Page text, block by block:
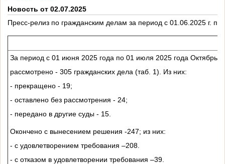
Новость от 02.07.2025
Пресс-релиз по гражданским делам за период с 01.06.2025 г. по
За период с 01 июня 2025 года по 01 июля 2025 года
рассмотрено - 305 гражданских дела (таб. 1). Из них:
- прекращено - 19;
- оставлено без рассмотрения - 24;
- передано в другие суды - 15.
Окончено с вынесением решения -247; из них:
- с удовлетворением требования –208.
- с отказом в удовлетворении требования –39.